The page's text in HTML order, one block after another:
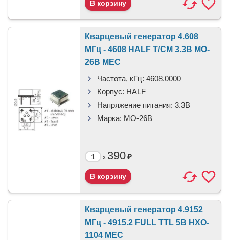
Кварцевый генератор 4.608
МГц - 4608 HALF T/CM 3.3В MO-
26B MEC
Частота, кГц: 4608.0000
Корпус: HALF
Напряжение питания: 3.3В
Марка: MO-26B
x 390₽
Кварцевый генератор 4.9152
МГц - 4915.2 FULL TTL 5В HXO-
1104 MEC